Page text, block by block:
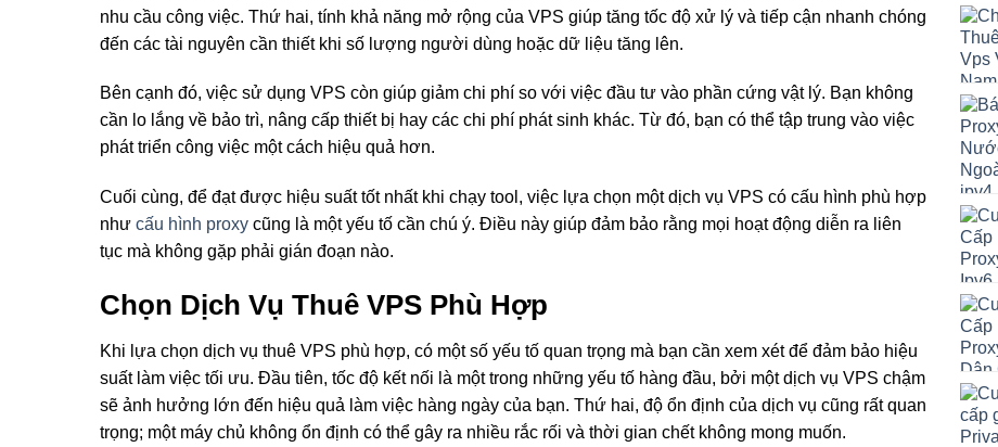
nhu cầu công việc. Thứ hai, tính khả năng mở rộng của VPS giúp tăng tốc độ xử lý và tiếp cận nhanh chóng
đến các tài nguyên cần thiết khi số lượng người dùng hoặc dữ liệu tăng lên.
Bên cạnh đó, việc sử dụng VPS còn giúp giảm chi phí so với việc đầu tư vào phần cứng vật lý. Bạn không
cần lo lắng về bảo trì, nâng cấp thiết bị hay các chi phí phát sinh khác. Từ đó, bạn có thể tập trung vào việc
phát triển công việc một cách hiệu quả hơn.
Cuối cùng, để đạt được hiệu suất tốt nhất khi chạy tool, việc lựa chọn một dịch vụ VPS có cấu hình phù hợp
như cấu hình proxy cũng là một yếu tố cần chú ý. Điều này giúp đảm bảo rằng mọi hoạt động diễn ra liên
tục mà không gặp phải gián đoạn nào.
Chọn Dịch Vụ Thuê VPS Phù Hợp
Khi lựa chọn dịch vụ thuê VPS phù hợp, có một số yếu tố quan trọng mà bạn cần xem xét để đảm bảo hiệu
suất làm việc tối ưu. Đầu tiên, tốc độ kết nối là một trong những yếu tố hàng đầu, bởi một dịch vụ VPS chậm
sẽ ảnh hưởng lớn đến hiệu quả làm việc hàng ngày của bạn. Thứ hai, độ ổn định của dịch vụ cũng rất quan
trọng; một máy chủ không ổn định có thể gây ra nhiều rắc rối và thời gian chết không mong muốn.